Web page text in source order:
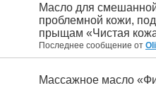
Масло для
проблемной кожи,
прыщам «Чистая
Последнее сообщение от
Массажное масло